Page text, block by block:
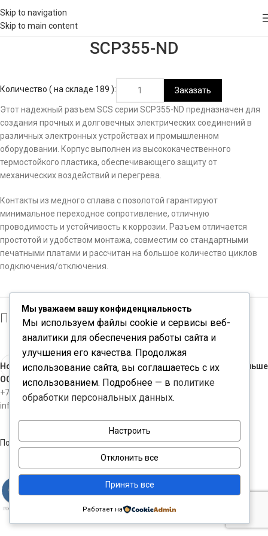
Skip to navigation
Skip to main content
SCP355-ND
Количество ( на складе 189 ):
Заказать
Этот надежный разъем SCS серии SCP355-ND предназначен для
создания прочных и долговечных электрических соединений в
различных электронных устройствах и промышленном
оборудовании. Корпус выполнен из высококачественного
термостойкого пластика, обеспечивающего защиту от
механических воздействий и перегрева.
Контакты из медного сплава с позолотой гарантируют
минимальное переходное сопротивление, отличную
проводимость и устойчивость к коррозии. Разъем отличается
простотой и удобством монтажа, совместим со стандартными
печатными платами и рассчитан на большое количество циклов
подключения/отключения.
Производитель: SCS
Новые
Раньше
ООО "ЧИПКОНТАКТ"
+7-812-3098534
info@chipcontact.ru
Политика конфиденциальности
Мы уважаем вашу конфиденциальность
Мы используем файлы cookie и сервисы веб-
аналитики для обеспечения работы сайта и
улучшения его качества. Продолжая
использование сайта, вы соглашаетесь с их
использованием. Подробнее — в политике
обработки персональных данных.
Настроить
Отклонить все
Принять все
Работает на